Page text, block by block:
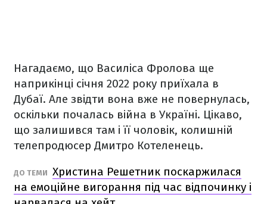
Нагадаємо, що Василіса Фролова ще
наприкінці січня 2022 року приїхала в
Дубаї. Але звідти вона вже не повернулась,
оскільки почалась війна в Україні. Цікаво,
що залишився там і її чоловік, колишній
телепродюсер Дмитро Котеленець.
ДО ТЕМИ Христина Решетник поскаржилася
на емоційне вигорання під час відпочинку і